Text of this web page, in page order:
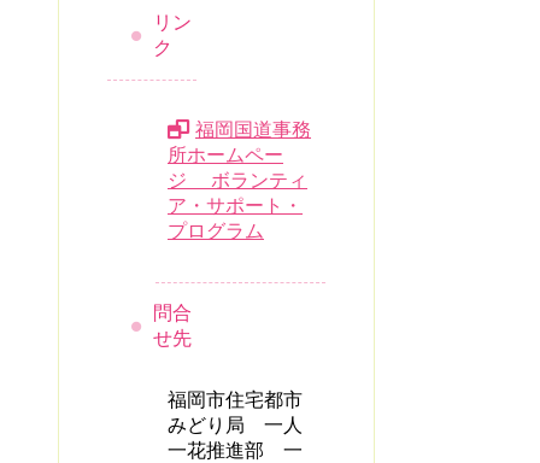
リン
ク
福岡国道事務
所ホームペー
ジ ボランティ
ア・サポート・
プログラム
問合
せ先
福岡市住宅都市
みどり局 一人
一花推進部 一